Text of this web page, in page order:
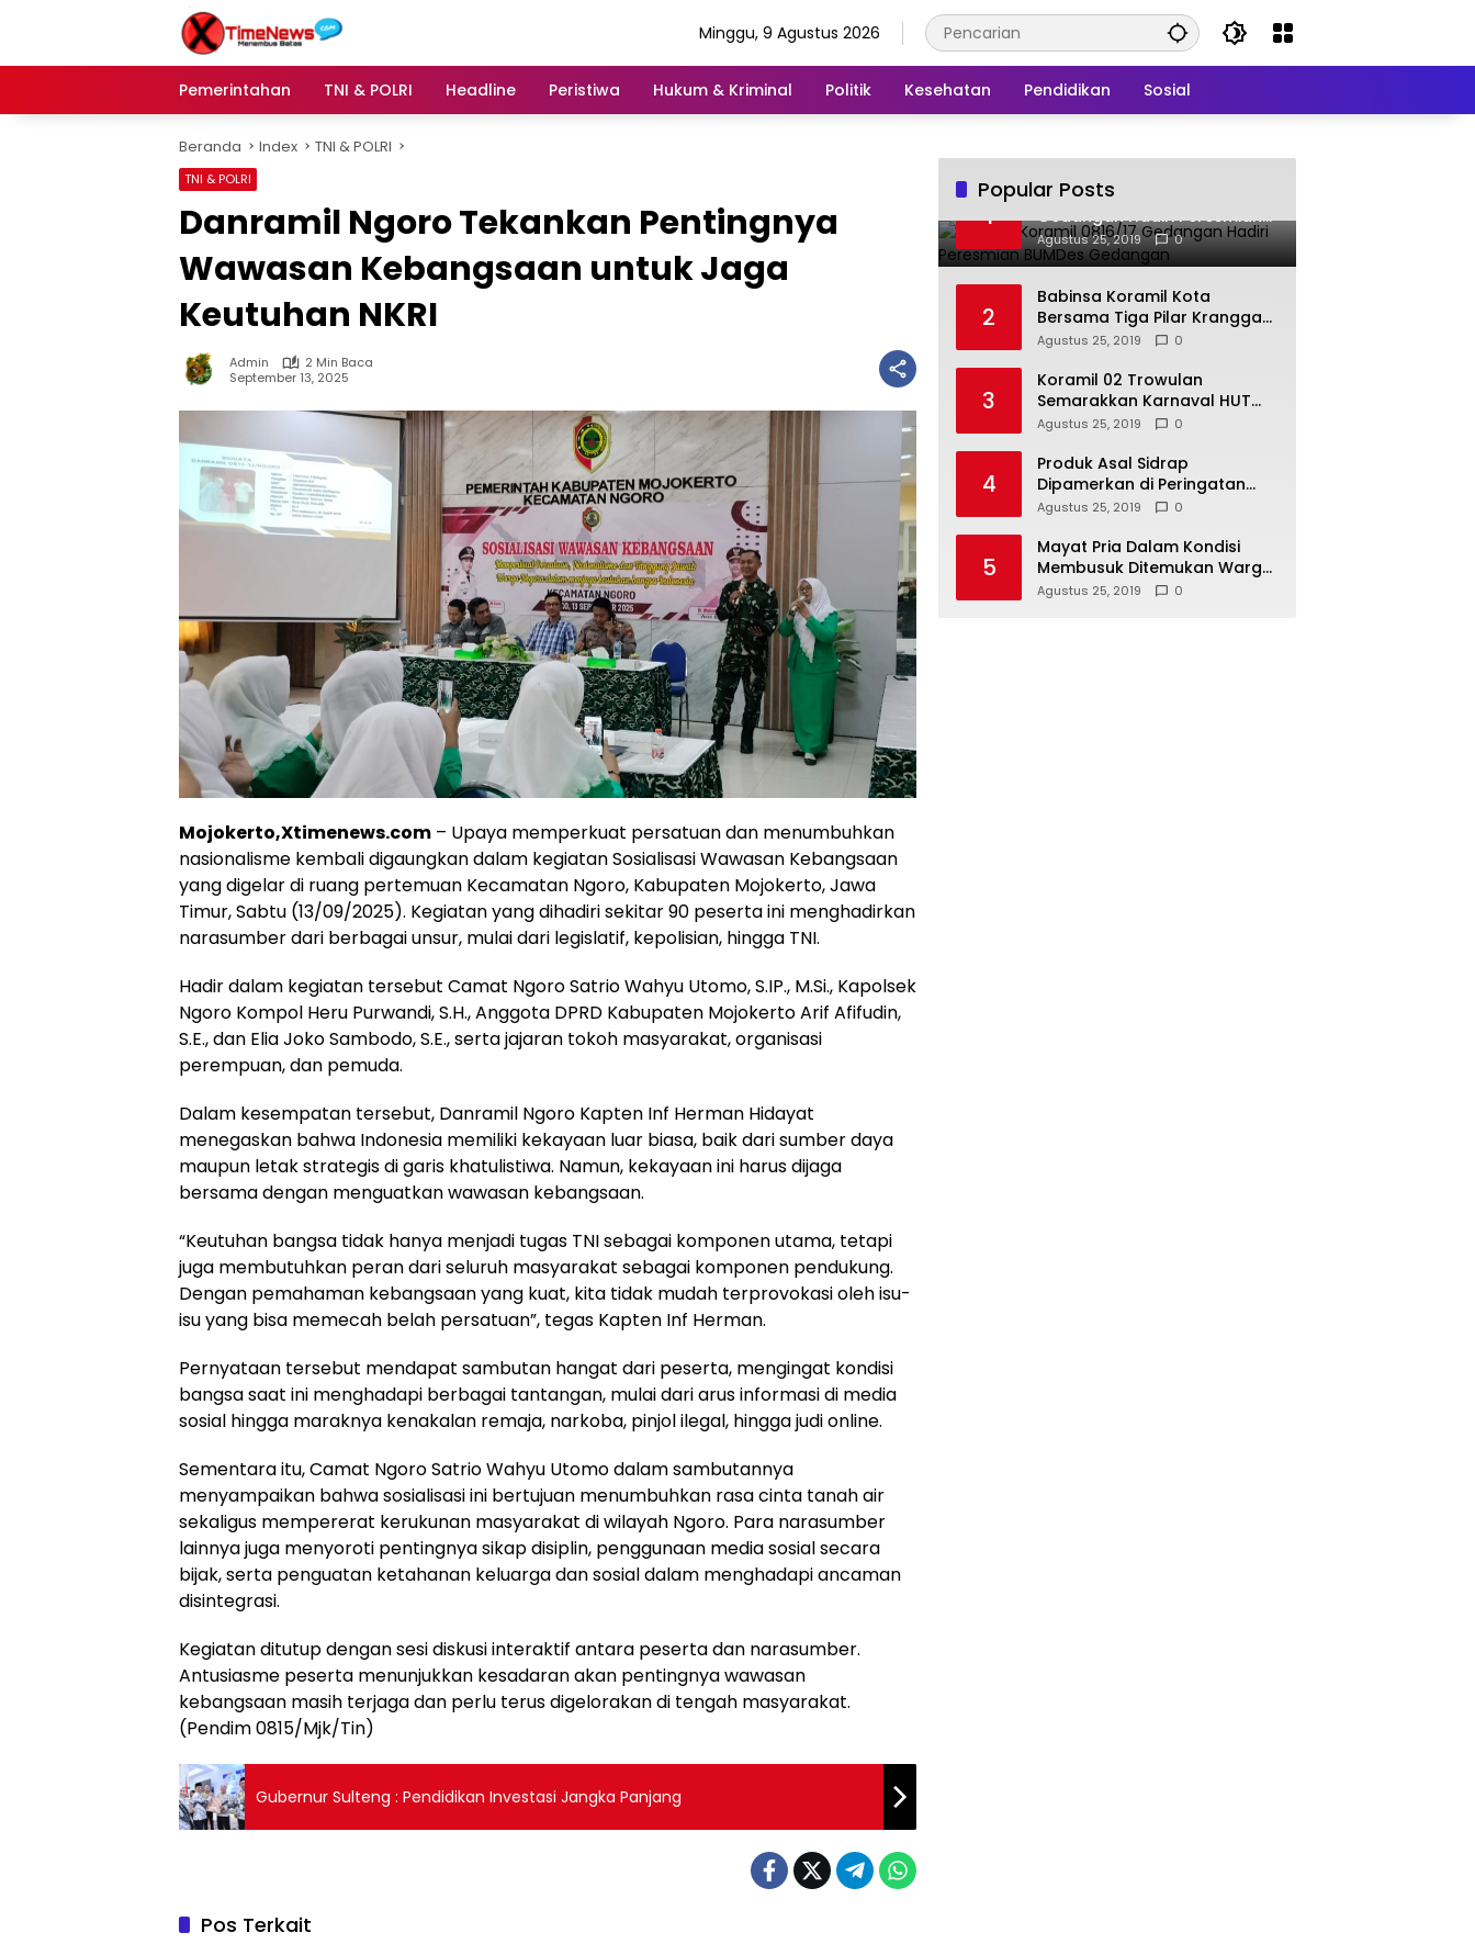
Minggu, 9 Agustus 2026
Pemerintahan TNI & POLRI Headline Peristiwa Hukum & Kriminal Politik Kesehatan Pendidikan Sosial
Beranda Index TNI & POLRI
TNI & POLRI
Danramil Ngoro Tekankan Pentingnya
Wawasan Kebangsaan untuk Jaga
Keutuhan NKRI
Admin
2 Min Baca
September 13, 2025
Mojokerto,Xtimenews.com – Upaya memperkuat persatuan dan menumbuhkan
nasionalisme kembali digaungkan dalam kegiatan Sosialisasi Wawasan Kebangsaan
yang digelar di ruang pertemuan Kecamatan Ngoro, Kabupaten Mojokerto, Jawa
Timur, Sabtu (13/09/2025). Kegiatan yang dihadiri sekitar 90 peserta ini menghadirkan
narasumber dari berbagai unsur, mulai dari legislatif, kepolisian, hingga TNI.
Hadir dalam kegiatan tersebut Camat Ngoro Satrio Wahyu Utomo, S.IP., M.Si., Kapolsek
Ngoro Kompol Heru Purwandi, S.H., Anggota DPRD Kabupaten Mojokerto Arif Afifudin,
S.E., dan Elia Joko Sambodo, S.E., serta jajaran tokoh masyarakat, organisasi
perempuan, dan pemuda.
Dalam kesempatan tersebut, Danramil Ngoro Kapten Inf Herman Hidayat
menegaskan bahwa Indonesia memiliki kekayaan luar biasa, baik dari sumber daya
maupun letak strategis di garis khatulistiwa. Namun, kekayaan ini harus dijaga
bersama dengan menguatkan wawasan kebangsaan.
“Keutuhan bangsa tidak hanya menjadi tugas TNI sebagai komponen utama, tetapi
juga membutuhkan peran dari seluruh masyarakat sebagai komponen pendukung.
Dengan pemahaman kebangsaan yang kuat, kita tidak mudah terprovokasi oleh isu-
isu yang bisa memecah belah persatuan”, tegas Kapten Inf Herman.
Pernyataan tersebut mendapat sambutan hangat dari peserta, mengingat kondisi
bangsa saat ini menghadapi berbagai tantangan, mulai dari arus informasi di media
sosial hingga maraknya kenakalan remaja, narkoba, pinjol ilegal, hingga judi online.
Sementara itu, Camat Ngoro Satrio Wahyu Utomo dalam sambutannya
menyampaikan bahwa sosialisasi ini bertujuan menumbuhkan rasa cinta tanah air
sekaligus mempererat kerukunan masyarakat di wilayah Ngoro. Para narasumber
lainnya juga menyoroti pentingnya sikap disiplin, penggunaan media sosial secara
bijak, serta penguatan ketahanan keluarga dan sosial dalam menghadapi ancaman
disintegrasi.
Kegiatan ditutup dengan sesi diskusi interaktif antara peserta dan narasumber.
Antusiasme peserta menunjukkan kesadaran akan pentingnya wawasan
kebangsaan masih terjaga dan perlu terus digelorakan di tengah masyarakat.
(Pendim 0815/Mjk/Tin)
Gubernur Sulteng : Pendidikan Investasi Jangka Panjang
Pos Terkait
TNI & POLRI
Popular Posts
1
Babinsa Koramil 0816/17
Gedangan Hadiri Peresmian
BUMDes Gedangan
Agustus 25, 2019 0
2
Babinsa Koramil Kota
Bersama Tiga Pilar Kranggan
Gelar Rakor
Agustus 25, 2019 0
3
Koramil 02 Trowulan
Semarakkan Karnaval HUT
Ke-74 Kemerdekaan RI
Agustus 25, 2019 0
4
Produk Asal Sidrap
Dipamerkan di Peringatan
Hari Koperasi Tingkat Provinsi
Agustus 25, 2019 0
5
Mayat Pria Dalam Kondisi
Membusuk Ditemukan Warga
di Area Persawahan Sidoarjo
Agustus 25, 2019 0